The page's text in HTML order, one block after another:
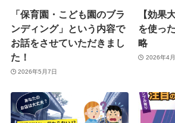
「保育園・こども園のブラ
ンディング」という内容で
お話をさせていただきまし
た！
2026年5月7日
【効果
を使っ
略
2026年4